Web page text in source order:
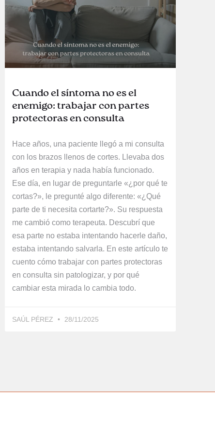
Cuando el síntoma no es el
enemigo: trabajar con partes
protectoras en consulta
Hace años, una paciente llegó a mi consulta
con los brazos llenos de cortes. Llevaba dos
años en terapia y nada había funcionado.
Ese día, en lugar de preguntarle «¿por qué te
cortas?», le pregunté algo diferente: «¿Qué
parte de ti necesita cortarte?». Su respuesta
me cambió como terapeuta. Descubrí que
esa parte no estaba intentando hacerle daño,
estaba intentando salvarla. En este artículo te
cuento cómo trabajar con partes protectoras
en consulta sin patologizar, y por qué
cambiar esta mirada lo cambia todo.
SAÚL PÉREZ 28/11/2025